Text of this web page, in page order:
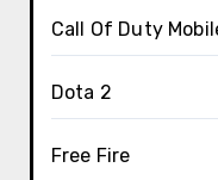
Call Of Duty
Dota 2
Free Fire